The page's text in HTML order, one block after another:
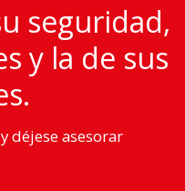
seguridad,
y la de sus
déjese asesorar